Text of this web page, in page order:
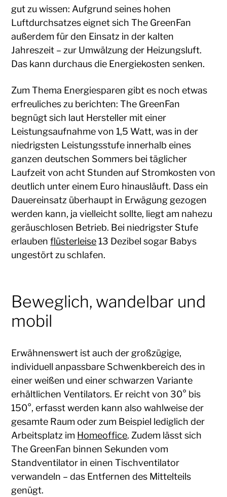
gut zu wissen: Aufgrund seines hohen
Luftdurchsatzes eignet sich The GreenFan
außerdem für den Einsatz in der kalten
Jahreszeit – zur Umwälzung der Heizungsluft.
Das kann durchaus die Energiekosten senken.
Zum Thema Energiesparen gibt es noch etwas
erfreuliches zu berichten: The GreenFan
begnügt sich laut Hersteller mit einer
Leistungsaufnahme von 1,5 Watt, was in der
niedrigsten Leistungsstufe innerhalb eines
ganzen deutschen Sommers bei täglicher
Laufzeit von acht Stunden auf Stromkosten von
deutlich unter einem Euro hinausläuft. Dass ein
Dauereinsatz überhaupt in Erwägung gezogen
werden kann, ja vielleicht sollte, liegt am nahezu
geräuschlosen Betrieb. Bei niedrigster Stufe
erlaubenflüsterleise13 Dezibel sogar Babys
ungestört zu schlafen.
Beweglich, wandelbar und
mobil
Erwähnenswert ist auch der großzügige,
individuell anpassbare Schwenkbereich des in
einer weißen und einer schwarzen Variante
erhältlichen Ventilators. Er reicht von 30° bis
150°, erfasst werden kann also wahlweise der
gesamte Raum oder zum Beispiel lediglich der
Arbeitsplatz im Homeoffice. Zudem lässt sich
The GreenFan binnen Sekunden vom
Standventilator in einen Tischventilator
verwandeln – das Entfernen des Mittelteils
genügt.